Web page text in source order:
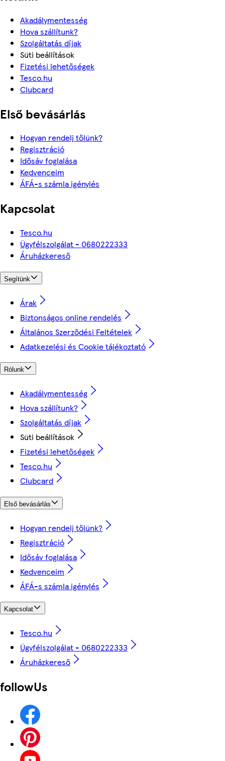
Akadálymentesség
Hova szállítunk?
Szolgáltatás díjak
Süti beállítások
Fizetési lehetőségek
Tesco.hu
Clubcard
Első bevásárlás
Hogyan rendelj tőlünk?
Regisztráció
Idősáv foglalása
Kedvenceim
ÁFÁ-s számla igénylés
Kapcsolat
Tesco.hu
Ügyfélszolgálat - 0680222333
Áruházkereső
Segítünk
Árak
Biztonságos online rendelés
Általános Szerződési Feltételek
Adatkezelési és Cookie tájékoztató
Rólunk
Akadálymentesség
Hova szállítunk?
Szolgáltatás díjak
Süti beállítások
Fizetési lehetőségek
Tesco.hu
Clubcard
Első bevásárlás
Hogyan rendelj tőlünk?
Regisztráció
Idősáv foglalása
Kedvenceim
ÁFÁ-s számla igénylés
Kapcsolat
Tesco.hu
Ügyfélszolgálat - 0680222333
Áruházkereső
followUs